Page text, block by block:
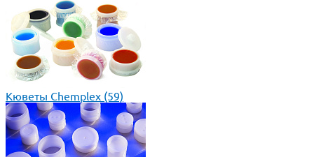
Кюветы Chemplex (59)